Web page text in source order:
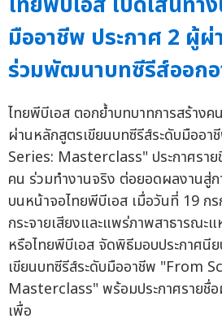
มืออาชีพ ประกาศ 2 ผู้ผ่
ร่วมพัฒนาบทซีรีส์ออกอ
ไทยพีบีเอส ตอกย้ำบทบาทการสร้างค
ผ่านหลักสูตรเขียนบทซีรีส์ระดับมือ
Series: Masterclass" ประกาศรา
คน ร่วมทำงานจริง ต่อยอดผลงานสู่
บนหน้าจอไทยพีบีเอส เมื่อวันที่ 19 ก
กระจายเสียงและแพร่ภาพสาธารณะ
หรือไทยพีบีเอส จัดพิธีมอบประกาศนี
เขียนบทซีรีส์ระดับมืออาชีพ "From
Masterclass" พร้อมประกาศรายชื่
เพื่อ